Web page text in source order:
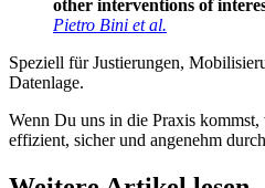
other interventions of
Pietro Bini et al.
Speziell für Justierungen,
Datenlage.
Wenn Du uns in die Praxis
effizient, sicher und angenehm